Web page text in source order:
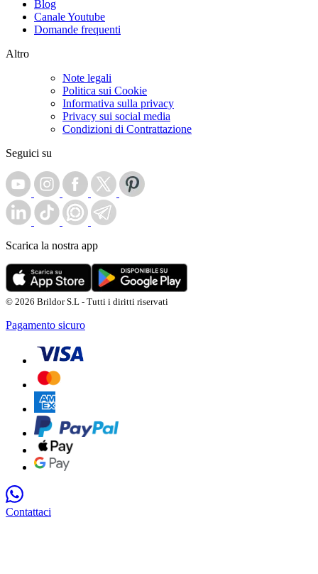
Blog
Canale Youtube
Domande frequenti
Altro
Note legali
Politica sui Cookie
Informativa sulla privacy
Privacy sui social media
Condizioni di Contrattazione
Seguici su
Scarica la nostra app
© 2026 Brildor S.L - Tutti i diritti riservati
Pagamento sicuro
Contattaci